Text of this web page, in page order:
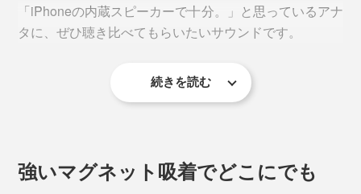
「iPhoneの内蔵スピーカーで十分。」と思っているアナ
タに、ぜひ聴き比べてもらいたいサウンドです。
テレビやパソコンがない場所で、今この動画をスマホで
続きを読む
強いマグネット吸着でどこにでも